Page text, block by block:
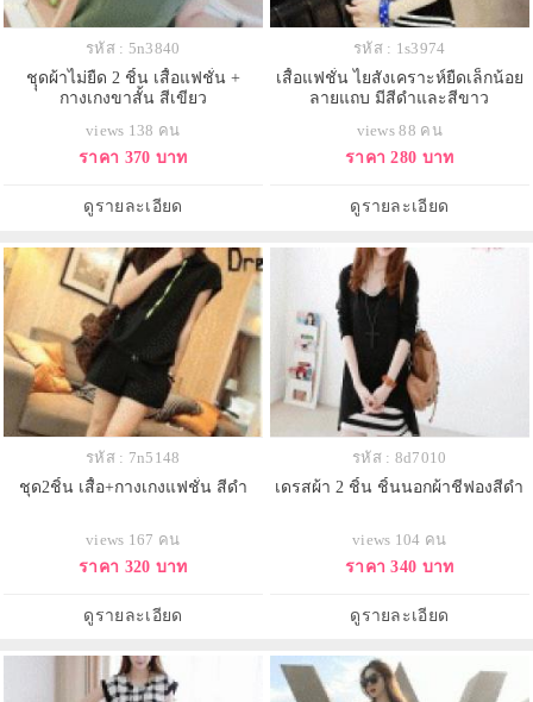
รหัส : 5n3840
ชุุดผ้าไม่ยืด 2 ชิ้น เสื้อแฟชั่น +
กางเกงขาสั้น สีเขียว
views 138 คน
ราคา 370 บาท
ดูรายละเอียด
รหัส : 1s3974
เสื้อแฟชั่น ไยสังเคราะห์ยืดเล็กน้อย
ลายแถบ มีสีดำและสีขาว
views 88 คน
ราคา 280 บาท
ดูรายละเอียด
รหัส : 7n5148
ชุด2ชิ้น เสื้อ+กางเกงแฟชั่น สีดำ
views 167 คน
ราคา 320 บาท
ดูรายละเอียด
รหัส : 8d7010
เดรสผ้า 2 ชิ้น ชิ้นนอกผ้าชีฟองสีดำ
views 104 คน
ราคา 340 บาท
ดูรายละเอียด